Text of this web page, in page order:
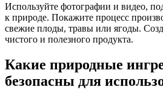
Используйте фотографии и видео,
к природе. Покажите процесс
свежие плоды, травы или ягоды.
чистого и полезного продукта.
Какие природные
безопасны для